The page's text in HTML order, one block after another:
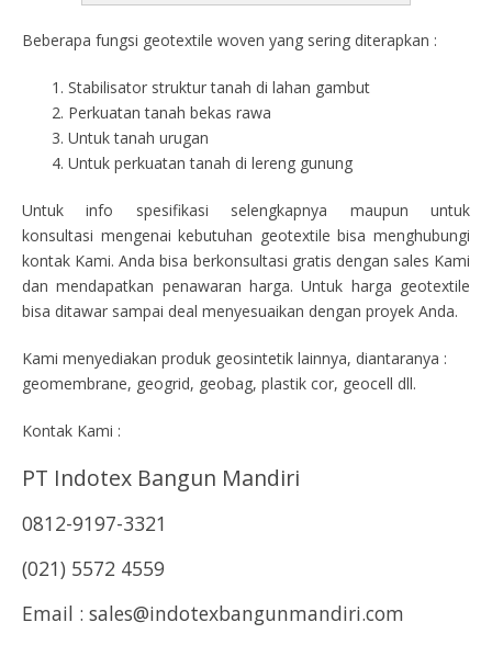
Beberapa fungsi geotextile woven yang sering diterapkan :
Stabilisator struktur tanah di lahan gambut
Perkuatan tanah bekas rawa
Untuk tanah urugan
Untuk perkuatan tanah di lereng gunung
Untuk info spesifikasi selengkapnya maupun untuk
konsultasi mengenai kebutuhan geotextile bisa menghubungi
kontak Kami. Anda bisa berkonsultasi gratis dengan sales Kami
dan mendapatkan penawaran harga. Untuk harga geotextile
bisa ditawar sampai deal menyesuaikan dengan proyek Anda.
Kami menyediakan produk geosintetik lainnya, diantaranya :
geomembrane, geogrid, geobag, plastik cor, geocell dll.
Kontak Kami :
PT Indotex Bangun Mandiri
0812-9197-3321
(021) 5572 4559
Email : sales@indotexbangunmandiri.com